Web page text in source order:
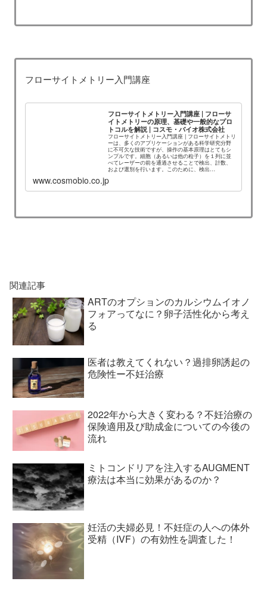
フローサイトメトリー入門講座
フローサイトメトリー入門講座 | フローサ
イトメトリーの原理、基礎や一般的なプロ
トコルを解説 | コスモ・バイオ株式会社
フローサイトメトリー入門講座 | フローサイトメトリ
ーは、多くのアプリケーションがある科学研究分野
に不可欠な技術ですが、操作の基本原理はとてもシ
ンプルです。細胞（あるいは他の粒子）を１列に並
べてレーザーの前を通過させることで検出、計数、
および選別を行います。このために、検出…
www.cosmobio.co.jp
関連記事
ARTのオプションのカルシウムイオノ
フォアってなに？卵子活性化から考え
る
医者は教えてくれない？過排卵誘起の
危険性ー不妊治療
2022年から大きく変わる？不妊治療の
保険適用及び助成金についての今後の
流れ
ミトコンドリアを注入するAUGMENT
療法は本当に効果があるのか？
妊活の夫婦必見！不妊症の人への体外
受精（IVF）の有効性を調査した！